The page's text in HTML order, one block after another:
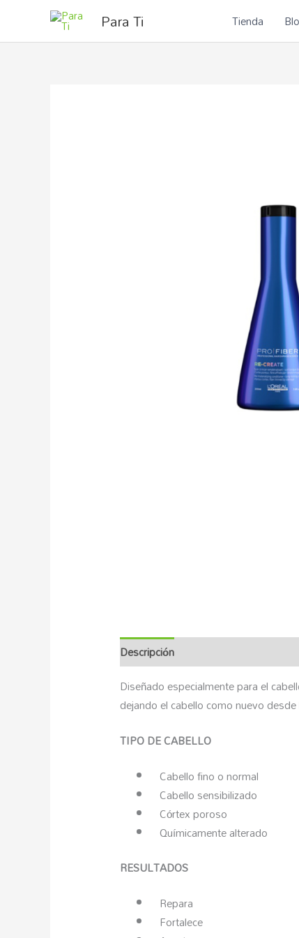
contenido
Para Ti Tienda
Descripción
Diseñado especialmente para el
dejando el cabello como nuevo
TIPO DE CABELLO
Cabello fino o normal
Cabello sensibilizado
Córtex poroso
Químicamente alterado
RESULTADOS
Repara
Fortalece